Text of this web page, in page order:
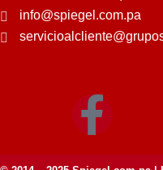
info@spiegel.com.pa